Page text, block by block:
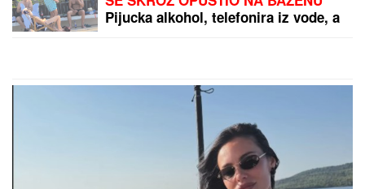
Pijucka alkohol, telefonira iz vode, a